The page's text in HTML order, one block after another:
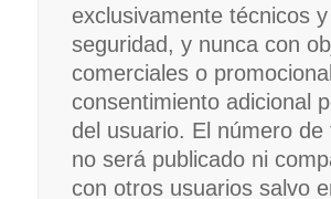
exclusivamente técnicos
seguridad, y nunca con
comerciales o
consentimiento adicional
del usuario. El número de
no será publicado ni
con otros usuarios salvo